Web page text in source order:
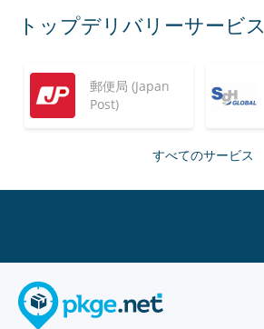
トップデリバリーサービス
郵便局 (Japan
Post)
すべてのサービス